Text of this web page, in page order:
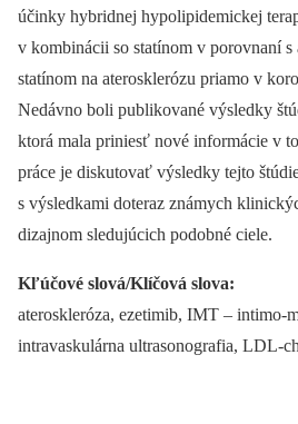
účinky hybridnej hypolipidemickej
v kombinácii so statínom v porovnaní s
statínom na aterosklerózu priamo v
Nedávno boli publikované výsledky
ktorá mala priniesť nové informácie v
práce je diskutovať výsledky tejto
s výsledkami doteraz známych
dizajnom sledujúcich podobné ciele.
Kľúčové slová/Klíčová slova:
ateroskleróza, ezetimib, IMT –⁠ intimo-
intravaskulárna ultrasonografia, LDL-